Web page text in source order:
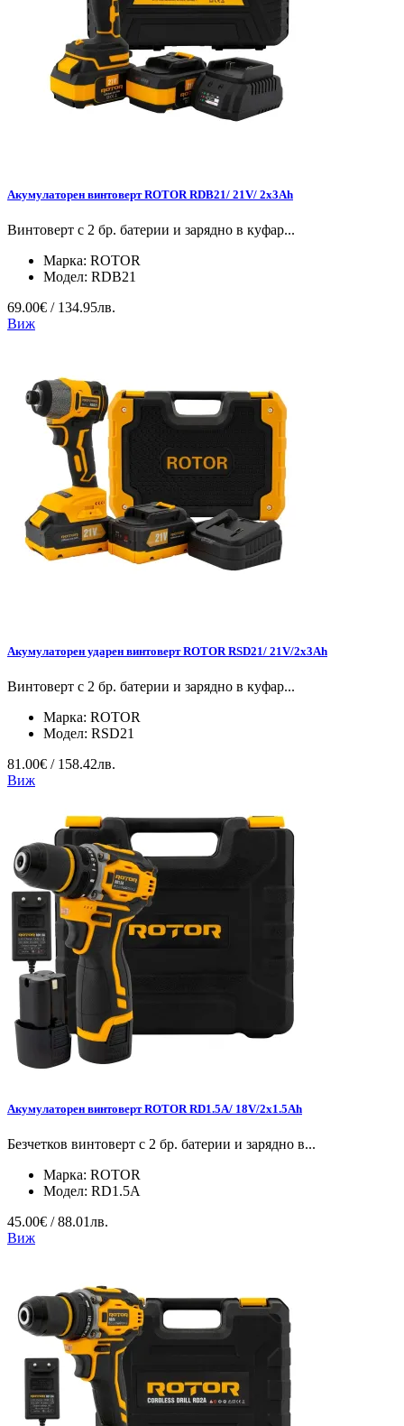
Акумулаторен винтоверт ROTOR RDB21/ 21V/ 2х3Ah
Винтоверт с 2 бр. батерии и зарядно в куфар...
Марка: ROTOR
Модел: RDB21
69.00€ / 134.95лв.
Виж
Акумулаторен ударен винтоверт ROTOR RSD21/ 21V/2x3Ah
Винтоверт с 2 бр. батерии и зарядно в куфар...
Марка: ROTOR
Модел: RSD21
81.00€ / 158.42лв.
Виж
Акумулаторен винтоверт ROTOR RD1.5A/ 18V/2x1.5Ah
Безчетков винтоверт с 2 бр. батерии и зарядно в...
Марка: ROTOR
Модел: RD1.5A
45.00€ / 88.01лв.
Виж